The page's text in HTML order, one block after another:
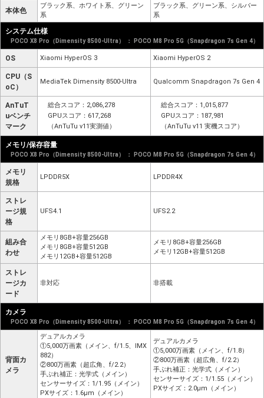
本体色
ブラック系、ホワイト系、グリーン
系
ブラック系、グリーン系、シルバー
系
システム仕様
POCO X8 Pro（Dimensity 8500-Ultra） ： POCO M8 Pro 5G（Snapdragon 7s Gen 4）
OS Xiaomi HyperOS 3 Xiaomi HyperOS 2
CPU（S
oC）
MediaTek Dimensity 8500-Ultra Qualcomm Snapdragon 7s Gen 4
AnTuT
uベンチ
マーク
総合スコア：2,086,278
GPUスコア：617,268
（AnTuTu v11実測値）
総合スコア：1,015,877
GPUスコア：187,981
（AnTuTu v11 実機スコア）
メモリ/保存容量
POCO X8 Pro（Dimensity 8500-Ultra） ： POCO M8 Pro 5G（Snapdragon 7s Gen 4）
メモリ
規格
LPDDR5X LPDDR4X
ストレ
ージ規
格
UFS4.1 UFS2.2
組み合
わせ
メモリ8GB+容量256GB
メモリ8GB+容量512GB
メモリ12GB+容量512GB
メモリ8GB+容量256GB
メモリ12GB+容量512GB
ストレ
ージカ
ード
非対応 非搭載
カメラ
POCO X8 Pro（Dimensity 8500-Ultra） ： POCO M8 Pro 5G（Snapdragon 7s Gen 4）
背面カ
メラ
デュアルカメラ
①5,000万画素（メイン、f/1.5、IMX
882）
②800万画素（超広角、f/2.2）
手ぶれ補正：光学式（メイン）
センサーサイズ：1/1.95（メイン）
PXサイズ：1.6μm（メイン）
デュアルカメラ
①5,000万画素（メイン、f/1.8）
②800万画素（超広角、f/2.2）
手ぶれ補正：光学式（メイン）
センサーサイズ：1/1.55（メイン）
PXサイズ：2.0μm（メイン）